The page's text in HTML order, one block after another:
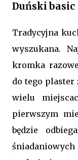
Duński basic
Tradycyjna
wyszukana.
kromka
do tego plaster
wielu
pierwszym
będzie